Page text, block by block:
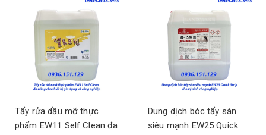
Tẩy rửa dầu mỡ thực
phẩm EW11 Self Clean đa
Dung dịch bóc tẩy sàn
siêu mạnh EW25 Quick